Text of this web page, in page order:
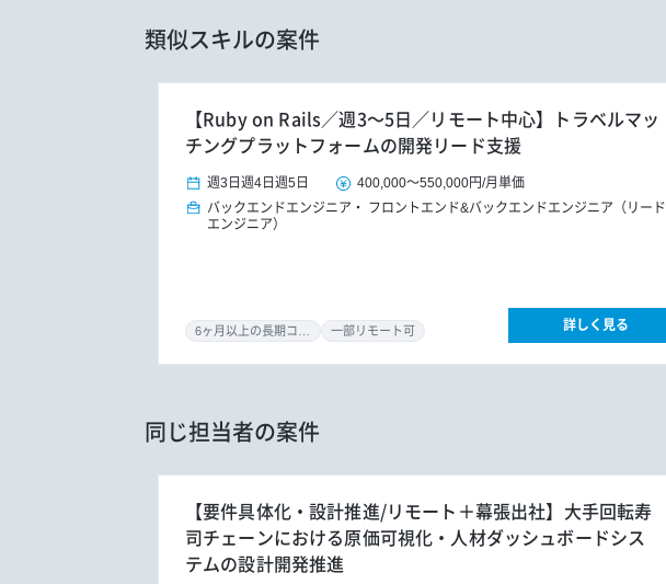
類似スキルの案件
【Ruby on Rails／週3～5日／リモート中心】トラベルマッ
チングプラットフォームの開発リード支援
週3日 週4日 週5日 400,000～550,000円/月単価
バックエンドエンジニア
フロントエンド&バックエンドエンジニア（リード
エンジニア）
一部リモート可 詳しく見る
同じ担当者の案件
【要件具体化・設計推進/リモート＋幕張出社】大手回転寿
司チェーンにおける原価可視化・人材ダッシュボードシス
テムの設計開発推進